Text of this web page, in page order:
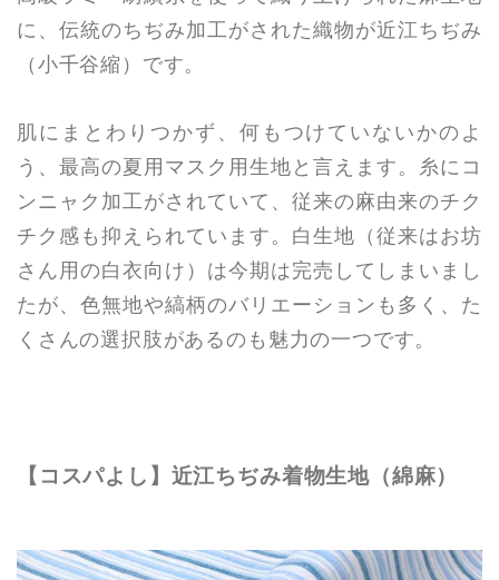
に、伝統のちぢみ加工がされた織物が近江ちぢみ
（小千谷縮）です。
肌にまとわりつかず、何もつけていないかのよ
う、最高の夏用マスク用生地と言えます。糸にコ
ンニャク加工がされていて、従来の麻由来のチク
チク感も抑えられています。白生地（従来はお坊
さん用の白衣向け）は今期は完売してしまいまし
たが、色無地や縞柄のバリエーションも多く、た
くさんの選択肢があるのも魅力の一つです。
【コスパよし】近江ちぢみ着物生地（綿麻）